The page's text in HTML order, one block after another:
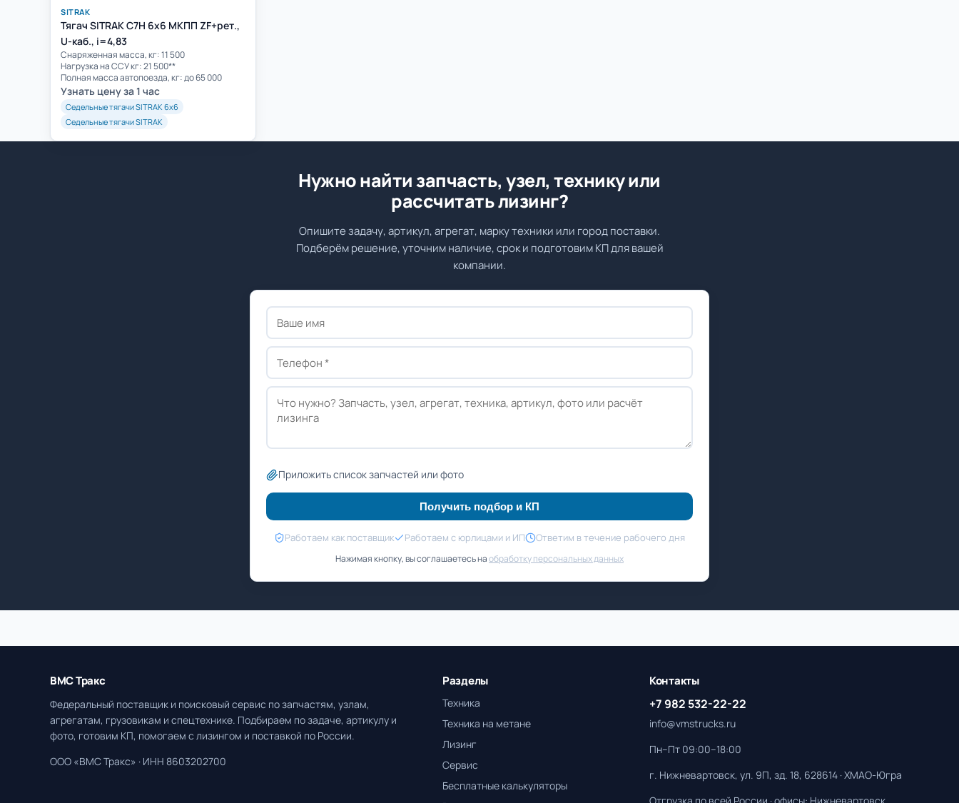
SITRAK
Тягач SITRAK C7H 6x6 МКПП ZF+рет.,
U-каб., i=4,83
Cнаряженная масса, кг: 11 500
Нагрузка на ССУ кг: 21 500**
Полная масса автопоезда, кг: до 65 000
Узнать цену за 1 час
Седельные тягачи SITRAK 6х6
Седельные тягачи SITRAK
Нужно найти запчасть, узел, технику или
рассчитать лизинг?
Опишите задачу, артикул, агрегат, марку техники или город поставки.
Подберём решение, уточним наличие, срок и подготовим КП для вашей
компании.
Приложить список запчастей или фото
Получить подбор и КП
Работаем как поставщик Работаем с юрлицами и ИП Ответим в течение рабочего дня
Нажимая кнопку, вы соглашаетесь наобработку персональных данных
ВМС Тракс
Федеральный поставщик и поисковый сервис по запчастям, узлам,
агрегатам, грузовикам и спецтехнике. Подбираем по задаче, артикулу и
фото, готовим КП, помогаем с лизингом и поставкой по России.
ООО «ВМС Тракс» · ИНН 8603202700
Разделы
Техника
Техника на метане
Лизинг
Сервис
Бесплатные калькуляторы
Контакты
+7 982 532-22-22
info@vmstrucks.ru
Пн–Пт 09:00–18:00
г. Нижневартовск, ул. 9П, зд. 18, 628614 · ХМАО-Югра